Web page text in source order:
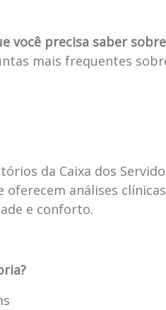
você precisa saber
mais frequentes
da Caixa dos
análises
e conforto.